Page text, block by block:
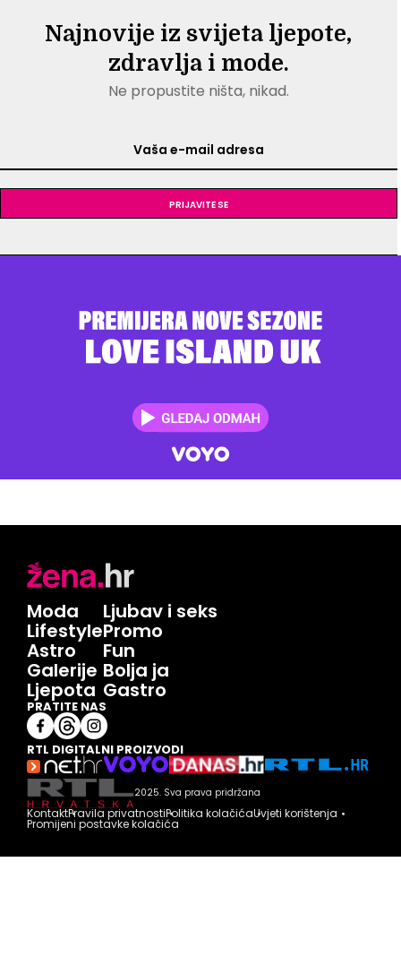
Najnovije iz svijeta ljepote,
zdravlja i mode.
Ne propustite ništa, nikad.
Prijavite se
Moda
Lifestyle
Astro
Galerije
Ljepota
Ljubav i seks
Promo
Fun
Bolja ja
Gastro
PRATITE NAS
RTL DIGITALNI PROIZVODI
2025. Sva prava pridržana
KontaktPravila privatnostiPolitika kolačićaUvjeti korištenja
Promijeni postavke kolačića